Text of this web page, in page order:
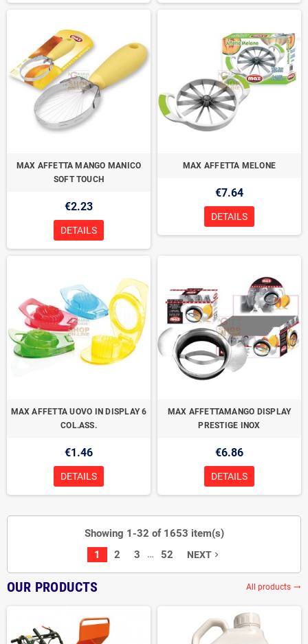
MAX AFFETTA MANGO MANICO
SOFT TOUCH
€2.23
DETAILS
MAX AFFETTA MELONE
€7.64
DETAILS
MAX AFFETTA UOVO IN DISPLAY 6
COL.ASS.
€1.46
DETAILS
MAX AFFETTAMANGO DISPLAY
PRESTIGE INOX
€6.86
DETAILS
Showing 1-32 of 1653 item(s)
1
2 3 … 52 NEXTnavigate_next
OUR PRODUCTS All products trending_flat